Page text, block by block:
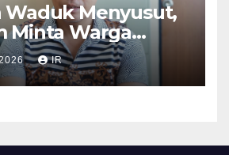
Waduk Menyusut,
Minta Warga
IR